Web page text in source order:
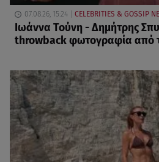
07.08.26, 15:24 CELEBRITIES & GOSSIP
Ιωάννα Τούνη - Δημήτρης
throwback φωτογραφία από